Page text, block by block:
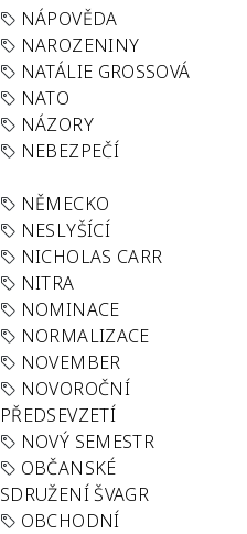
NÁPOVĚDA
NAROZENINY
NATÁLIE GROSSOVÁ
NATO
NÁZORY
NEBEZPEČÍ
NĚMECKO
NESLYŠÍCÍ
NICHOLAS CARR
NITRA
NOMINACE
NORMALIZACE
NOVEMBER
NOVOROČNÍ
PŘEDSEVZETÍ
NOVÝ SEMESTR
OBČANSKÉ
SDRUŽENÍ ŠVAGR
OBCHODNÍ